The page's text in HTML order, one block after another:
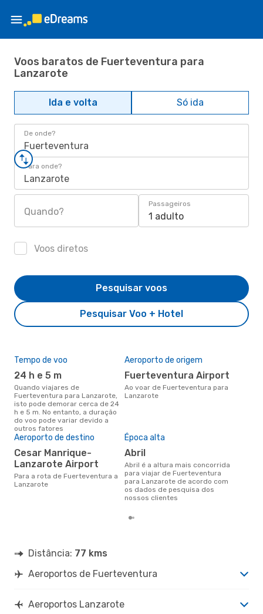
Voos baratos de Fuerteventura para
Lanzarote
Ida e volta Só ida
De onde?
Fuerteventura
Para onde?
Lanzarote
Quando?
Passageiros
1 adulto
Voos diretos
Pesquisar Voo + Hotel
Pesquisar voos
Tempo de voo
24 h e 5 m
Quando viajares de
Fuerteventura para Lanzarote,
isto pode demorar cerca de 24
h e 5 m. No entanto, a duração
do voo pode variar devido a
outros fatores
Aeroporto de origem
Fuerteventura Airport
Ao voar de Fuerteventura para
Lanzarote
Aeroporto de destino
Cesar Manrique-
Lanzarote Airport
Para a rota de Fuerteventura a
Lanzarote
Época alta
abril
abril é a altura mais concorrida
para viajar de Fuerteventura
para Lanzarote de acordo com
os dados de pesquisa dos
nossos clientes
Distância: 77 kms
Aeroportos de Fuerteventura
Aeroportos Lanzarote